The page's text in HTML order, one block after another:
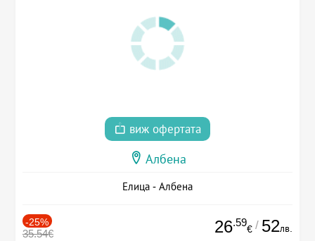
виж офертата
Албена
Елица - Албена
-25%
35.54€ 26.59
€ / 52лв.